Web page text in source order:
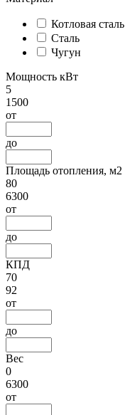
Котловая сталь
Сталь
Чугун
Мощность кВт
5
1500
от
до
Площадь отопления, м2
80
6300
от
до
КПД
70
92
от
до
Вес
0
6300
от